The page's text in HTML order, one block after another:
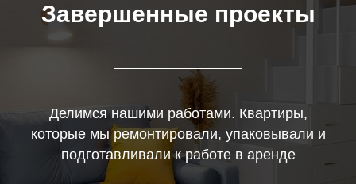
Завершенные проекты
Делимся нашими работами. Квартиры,
которые мы ремонтировали, упаковывали и
подготавливали к работе в аренде